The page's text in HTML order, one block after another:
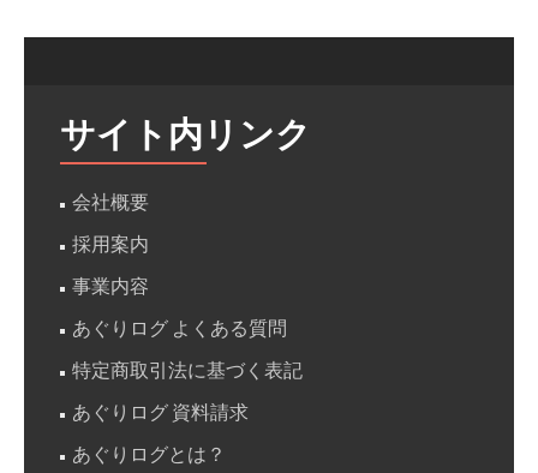
農
業
近
成
果
サイト内リンク
会社概要
採用案内
事業内容
あぐりログ よくある質問
特定商取引法に基づく表記
あぐりログ 資料請求
あぐりログとは？